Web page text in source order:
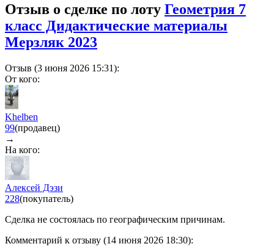
Отзыв о сделке по лоту Геометрия 7
класс Дидактические материалы
Мерзляк 2023
Отзыв (3 июня 2026 15:31):
От кого:
Khelben
99(продавец)
→
На кого:
Алексей Дэзи
228(покупатель)
Сделка не состоялась по географическим причинам.
Комментарий к отзыву (14 июня 2026 18:30):